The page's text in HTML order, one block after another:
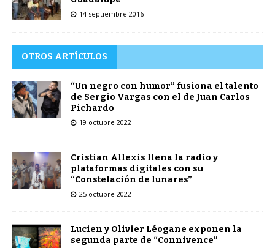
14 septiembre 2016
OTROS ARTÍCULOS
“Un negro con humor” fusiona el talento
de Sergio Vargas con el de Juan Carlos
Pichardo
19 octubre 2022
Cristian Allexis llena la radio y
plataformas digitales con su
“Constelación de lunares”
25 octubre 2022
Lucien y Olivier Léogane exponen la
segunda parte de “Connivence”